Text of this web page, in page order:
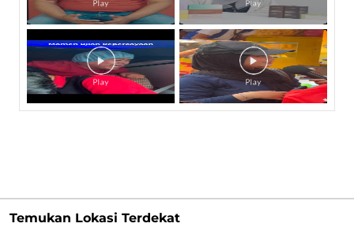
Temukan Lokasi Terdekat